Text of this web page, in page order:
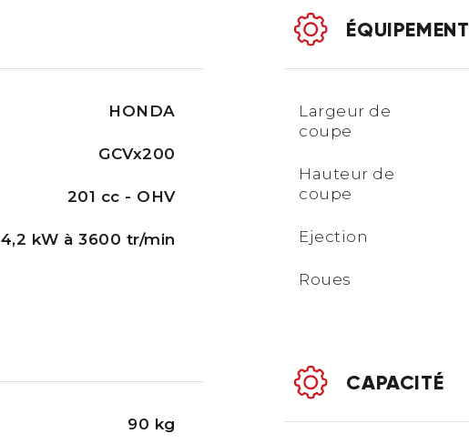
HONDA
GCVx200
201 cc - OHV
4,2 kW à 3600 tr/min
90 kg
ÉQUIPEMENT
Largeur de
coupe
Hauteur de
coupe
Ejection
Roues​
CAPACITÉ